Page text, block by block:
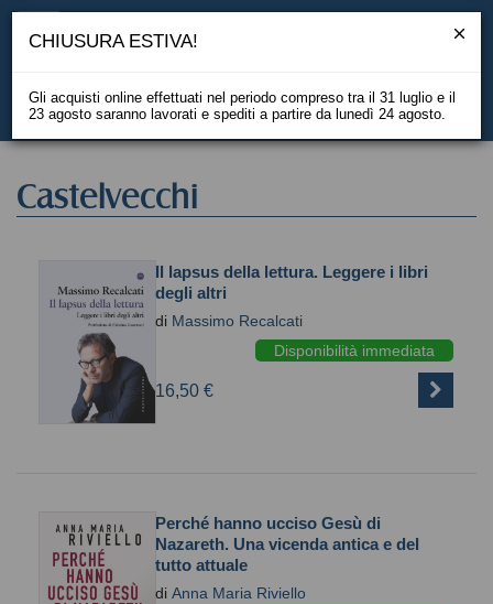
EN
Castelvecchi
Il lapsus della lettura. Leggere i libri
degli altri
di Massimo Recalcati
Disponibilità immediata
16,50 €
Perché hanno ucciso Gesù di
Nazareth. Una vicenda antica e del
tutto attuale
di Anna Maria Riviello
CHIUSURA ESTIVA!
Gli acquisti online effettuati nel periodo compreso tra il 31 luglio e il
23 agosto saranno lavorati e spediti a partire da lunedì 24 agosto.